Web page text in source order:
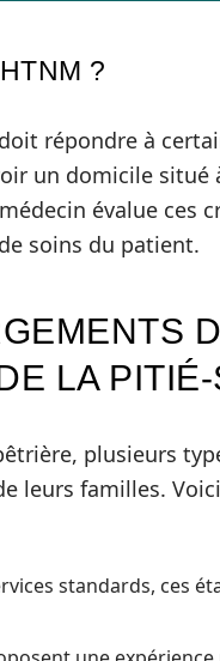
?
répondre à
un domicile situé
évalue ces
soins du patient.
LA
plusieurs
leurs familles.
standards, ces